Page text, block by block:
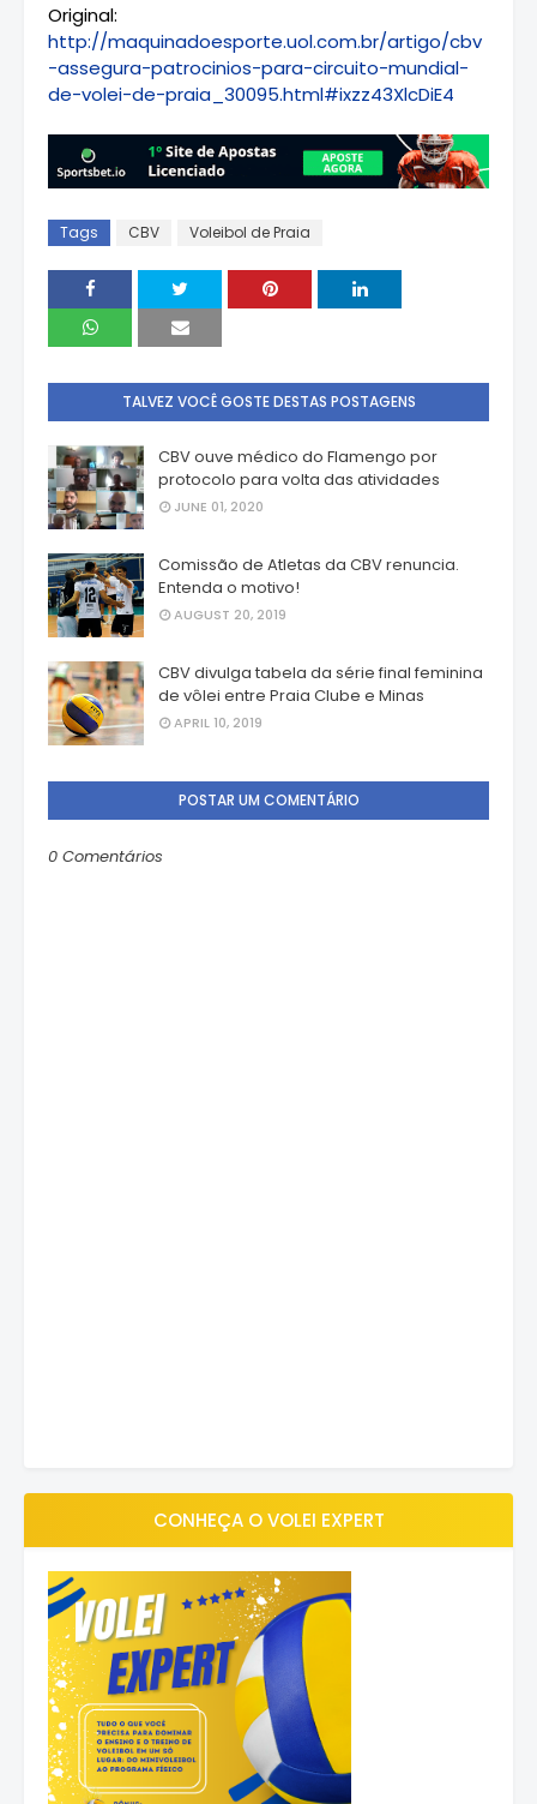
Original:
http://maquinadoesporte.uol.com.br/artigo/cbv
-assegura-patrocinios-para-circuito-mundial-
de-volei-de-praia_30095.html#ixzz43XlcDiE4
Tags CBV Voleibol de Praia
TALVEZ VOCÊ GOSTE DESTAS POSTAGENS
CBV ouve médico do Flamengo por
protocolo para volta das atividades
JUNE 01, 2020
Comissão de Atletas da CBV renuncia.
Entenda o motivo!
AUGUST 20, 2019
CBV divulga tabela da série final feminina
de vôlei entre Praia Clube e Minas
APRIL 10, 2019
POSTAR UM COMENTÁRIO
0 Comentários
CONHEÇA O VOLEI EXPERT